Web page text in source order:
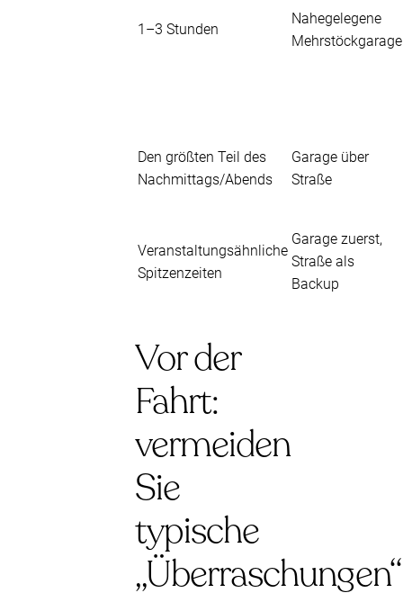
1–3 Stunden
Nahegelegene
Mehrstöckgarage
Den größten Teil des
Nachmittags/Abends
Garage über
Straße
Veranstaltungsähnliche
Spitzenzeiten
Garage zuerst,
Straße als
Backup
Vor der
Fahrt:
vermeiden
Sie
typische
„Überraschungen“